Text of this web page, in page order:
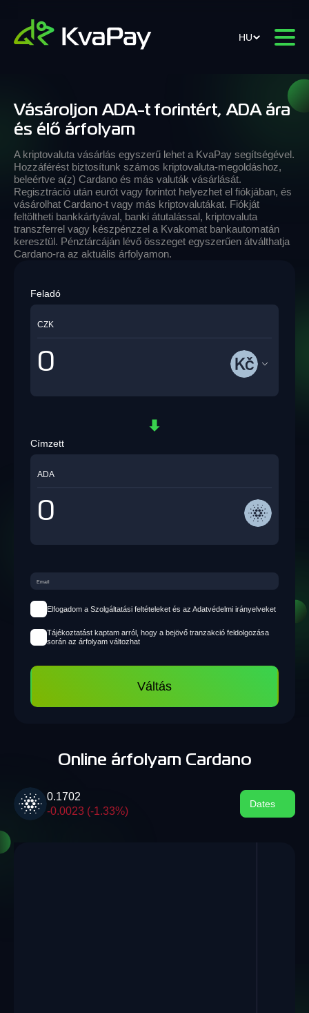
HU
Vásároljon ADA-t forintért, ADA ára
és élő árfolyam
A kriptovaluta vásárlás egyszerű lehet a KvaPay segítségével.
Hozzáférést biztosítunk számos kriptovaluta-megoldáshoz,
beleértve a(z) Cardano és más valuták vásárlását.
Regisztráció után eurót vagy forintot helyezhet el fiókjában, és
vásárolhat Cardano-t vagy más kriptovalutákat. Fiókját
feltöltheti bankkártyával, banki átutalással, kriptovaluta
transzferrel vagy készpénzzel a Kvakomat bankautomatán
keresztül. Pénztárcáján lévő összeget egyszerűen átválthatja
Cardano-ra az aktuális árfolyamon.
Feladó
CZK
Címzett
ADA
Elfogadom a Szolgáltatási feltételeket és az Adatvédelmi irányelveket
Tájékoztatást kaptam arról, hogy a bejövő tranzakció feldolgozása
során az árfolyam változhat
Váltás
Online árfolyam Cardano
0.1702
-0.0023 (-1.33%)
Dates